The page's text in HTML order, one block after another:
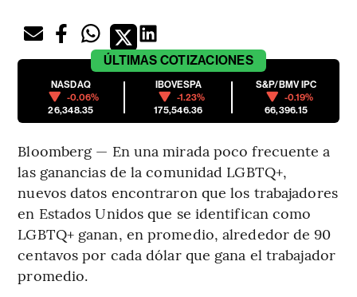
ÚLTIMAS COTIZACIONES
NASDAQ
-0.06%
26,348.35
IBOVESPA
-1.23%
175,546.36
S&P/BMV IPC
-0.19%
66,396.15
Bloomberg — En una mirada poco frecuente a
las ganancias de la comunidad LGBTQ+,
nuevos datos encontraron que los trabajadores
en Estados Unidos que se identifican como
LGBTQ+ ganan, en promedio, alrededor de 90
centavos por cada dólar que gana el trabajador
promedio.